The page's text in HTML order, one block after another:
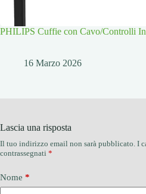
PHILIPS Cuffie con Cavo/Controlli
16 Marzo 2026
Lascia una risposta
Il tuo indirizzo email non sarà pubblicato. I
contrassegnati *
Nome *